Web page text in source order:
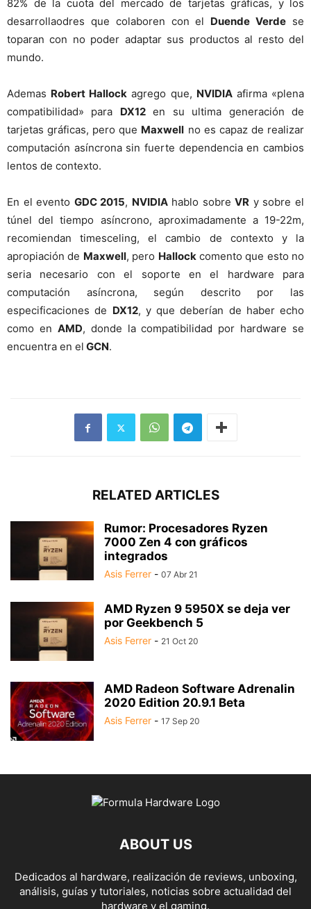
82% de la cuota del mercado de tarjetas gráficas, y los
desarrollaodres que colaboren con el Duende Verde se
toparan con no poder adaptar sus productos al resto del
mundo.
Ademas Robert Hallock agrego que, NVIDIAafirma «plena
compatibilidad» para DX12en su ultima generación de
tarjetas gráficas, pero que Maxwell no es capaz de realizar
computación asíncrona sin fuerte dependencia en cambios
lentos de contexto.
En el evento GDC 2015, NVIDIAhablo sobreVR y sobre el
túnel del tiempo asíncrono, aproximadamente a 19-22m,
recomiendan timesceling, el cambio de contexto y la
apropiación de Maxwell, pero Hallockcomento que esto no
seria necesario con el soporte en el hardware para
computación asíncrona, según descrito por las
especificaciones de DX12, y que deberían de haber echo
como en AMD, donde la compatibilidad por hardware se
encuentra en el GCN.
RELATED ARTICLES
Rumor: Procesadores Ryzen
7000 Zen 4 con gráficos
integrados
Asis Ferrer - 07 Abr 21
AMD Ryzen 9 5950X se deja ver
por Geekbench 5
Asis Ferrer - 21 Oct 20
AMD Radeon Software Adrenalin
2020 Edition 20.9.1 Beta
Asis Ferrer - 17 Sep 20
ABOUT US
Dedicados al hardware, realización de reviews, unboxing,
análisis, guías y tutoriales, noticias sobre actualidad del
hardware y el gaming.